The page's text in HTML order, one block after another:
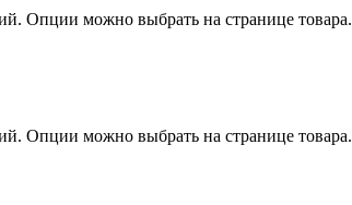
Опции можно выбрать на странице товара.
Опции можно выбрать на странице товара.